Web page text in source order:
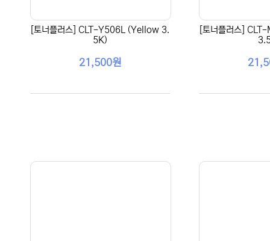
[토너플러스] CLT-Y506L (Yellow 3.
5K)
21,500원
[토너플러스]